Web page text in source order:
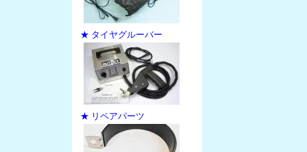
★ タイヤグルーバー
★ リペアパーツ